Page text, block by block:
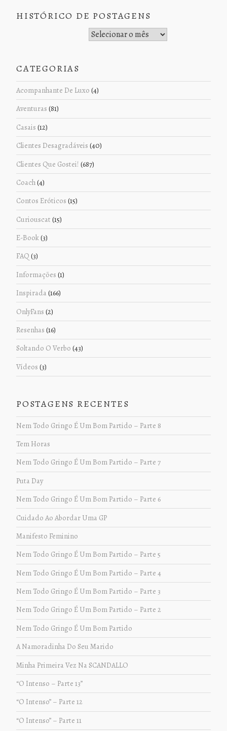
HISTÓRICO DE POSTAGENS
CATEGORIAS
Acompanhante De Luxo (4)
Aventuras (81)
Casais (12)
Clientes Desagradáveis (40)
Clientes Que Gostei! (687)
Coach(4)
Contos Eróticos (15)
Curiouscat (15)
E-Book(3)
FAQ (3)
Informações (1)
Inspirada (166)
OnlyFans (2)
Resenhas (16)
Soltando O Verbo (43)
Vídeos (3)
POSTAGENS RECENTES
Nem Todo Gringo É Um Bom Partido – Parte 8
Tem Horas
Nem Todo Gringo É Um Bom Partido – Parte 7
Puta Day
Nem Todo Gringo É Um Bom Partido – Parte 6
Cuidado Ao Abordar Uma GP
Manifesto Feminino
Nem Todo Gringo É Um Bom Partido – Parte 5
Nem Todo Gringo É Um Bom Partido – Parte 4
Nem Todo Gringo É Um Bom Partido – Parte 3
Nem Todo Gringo É Um Bom Partido – Parte 2
Nem Todo Gringo É Um Bom Partido
A Namoradinha Do Seu Marido
Minha Primeira Vez Na SCANDALLO
“O Intenso – Parte 13”
“O Intenso” – Parte 12
“O Intenso” – Parte 11